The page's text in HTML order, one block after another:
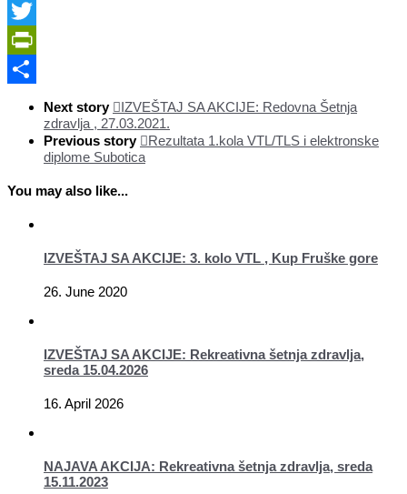
Facebook
Twitter
PrintFriendly
ShareNext story
IZVEŠTAJ SA AKCIJE: Redovna Šetnja
zdravlja , 27.03.2021.
Previous story
Rezultata 1.kola VTL/TLS i elektronske
diplome Subotica
You may also like...
IZVEŠTAJ SA AKCIJE: 3. kolo VTL , Kup Fruške gore
26. June 2020
IZVEŠTAJ SA AKCIJE: Rekreativna šetnja zdravlja,
sreda 15.04.2026
16. April 2026
NAJAVA AKCIJA: Rekreativna šetnja zdravlja, sreda
15.11.2023